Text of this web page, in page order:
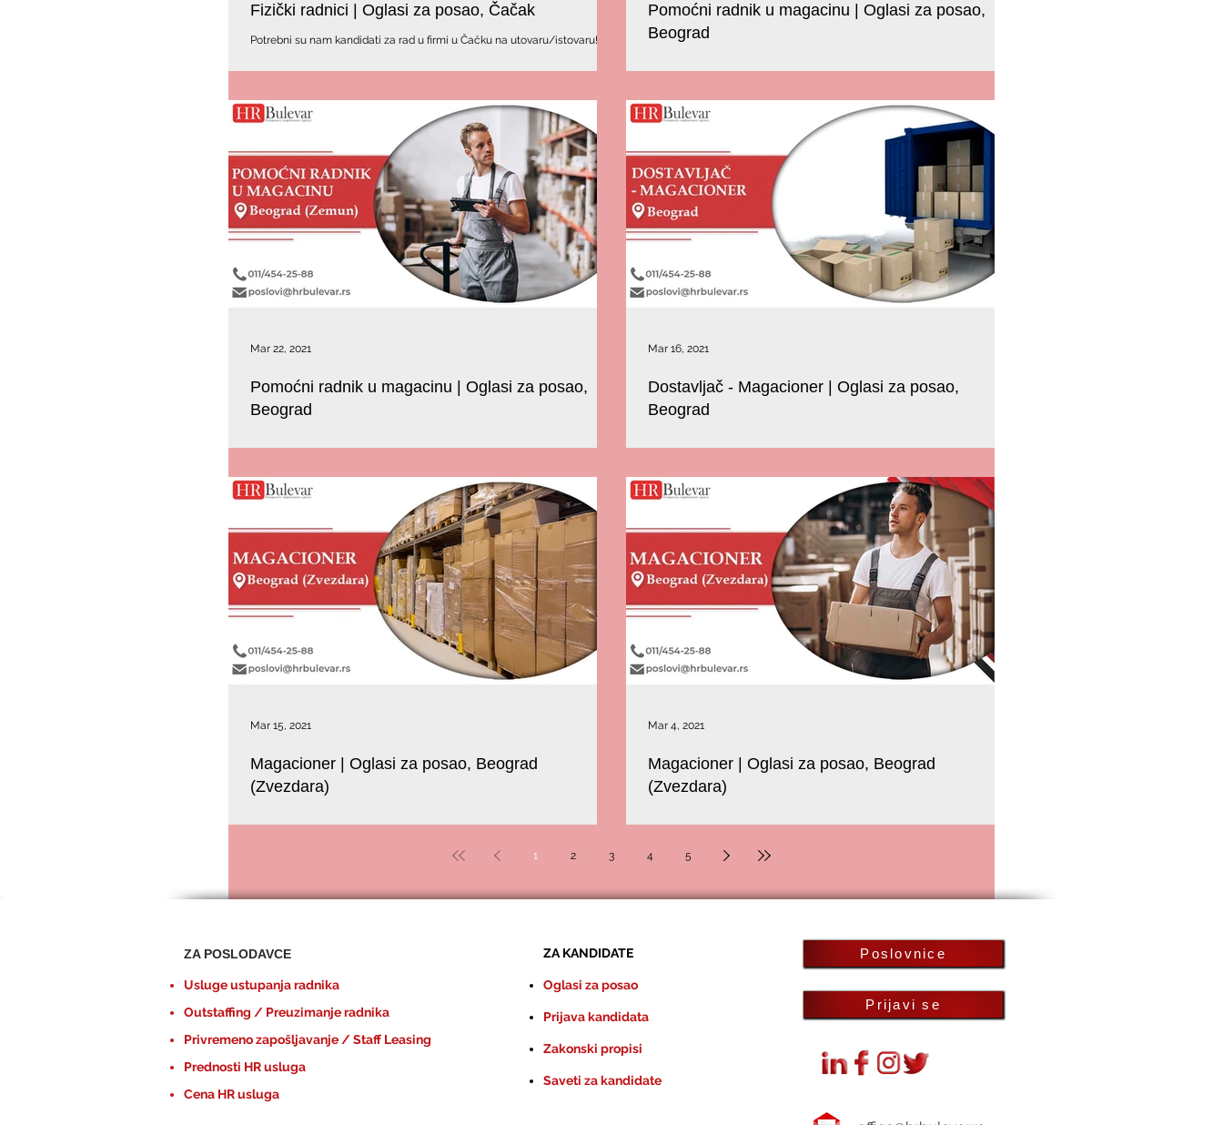
Fizički radnici | Oglasi za posao, Čačak
Potrebni su nam kandidati za rad u firmi u Čačku na utovaru/istovaru!
Pomoćni radnik u magacinu | Oglasi za posao,
Beograd
Pomoćni radnik u magacinu | Oglasi za posao,
Beograd
Mar 22, 2021
Dostavljač - Magacioner | Oglasi za posao,
Beograd
Mar 16, 2021
Magacioner | Oglasi za posao, Beograd
(Zvezdara)
Mar 15, 2021
Magacioner | Oglasi za posao, Beograd
(Zvezdara)
Mar 4, 2021
1 2 3 4 5
ZA POSLODAVCE
Usluge ustupanja radnika
Outstaffing / Preuzimanje radnika
Privremeno zapošljavanje / Staff Leasing
Prednosti HR usluga
Cena HR usluga
ZA KANDIDATE
Oglasi za posao
Prijava kandidata
Zakonski propisi
Saveti za kandidate
Poslovnice
Prijavi se